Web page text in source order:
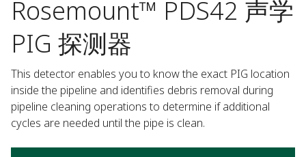
Rosemount™ PDS42 声学
PIG 探测器
This detector enables you to know the exact PIG location
inside the pipeline and identifies debris removal during
pipeline cleaning operations to determine if additional
cycles are needed until the pipe is clean.